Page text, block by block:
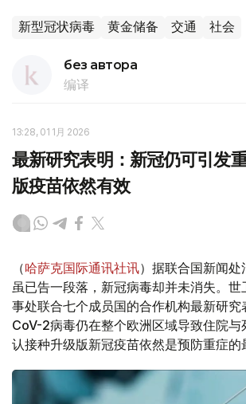
新型冠状病毒 黄金储备 交通 社会
без автора
编译
13:28, 01 1月 2026
最新研究表明：新冠仍可引发
版疫苗依然有效
（哈萨克国际通讯社讯）据联合国新闻
虽已告一段落，新冠病毒却并未消失。
事处联合七个成员国的合作机构最新研究
CoV-2病毒仍在整个欧洲区域导致住院与
认接种升级版新冠疫苗依然是预防重症的